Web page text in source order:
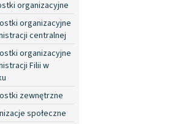
organizacyjne
organizacyjne
centralnej
organizacyjne
Filii w
zewnętrzne
społeczne